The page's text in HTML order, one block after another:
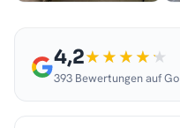
4,2
393 Bewertungen auf